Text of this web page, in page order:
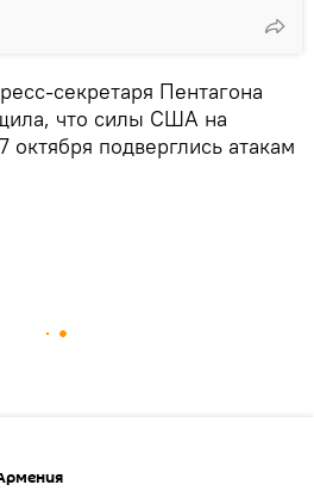
секретаря Пентагона
что силы США на
октября подверглись атакам